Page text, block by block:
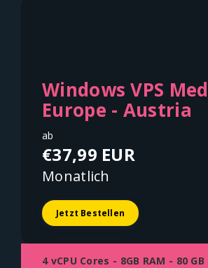
Windows VPS
Europe - Austria
ab
€37,99 EUR
Monatlich
Jetzt Bestellen
4 vCPU Cores - 8GB RAM - 80 GB